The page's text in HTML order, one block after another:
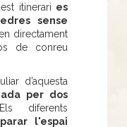
itinerari es
sense
directament
de conreu
d’aquesta
per dos
diferents
l'espai